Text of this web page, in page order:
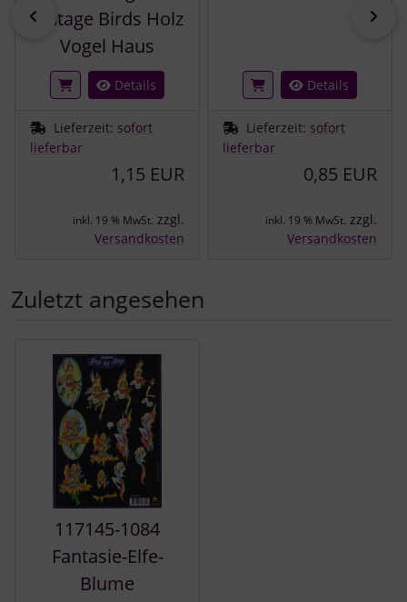
zurück
Vintage Birds Holz
Vogel Haus
Details
Lieferzeit: sofort
lieferbar
1,15 EUR
inkl. 19 % MwSt. zzgl.
Versandkosten
Details
Lieferzeit: sofort
lieferbar
0,85 EUR
inkl. 19 % MwSt. zzgl.
Versandkosten
Zuletzt angesehen
117145-1084
Fantasie-Elfe-
Blume